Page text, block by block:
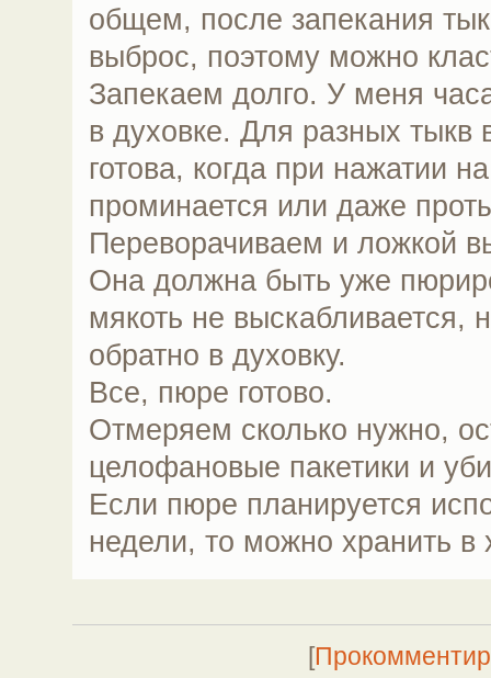
общем, после запекания
выброс, поэтому можно
Запекаем долго. У меня
в духовке. Для разных тыкв
готова, когда при нажатии
проминается или даже
Переворачиваем и ложкой
Она должна быть уже
мякоть не выскабливается,
обратно в духовку.
Все, пюре готово.
Отмеряем сколько нужно,
целофановые пакетики и
Если пюре планируется
недели, то можно хранить в
[